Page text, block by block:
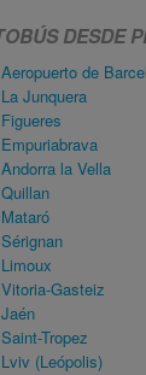
DESDE
de
Junquera
la Vella
Gasteiz
Tropez
(Leópolis)